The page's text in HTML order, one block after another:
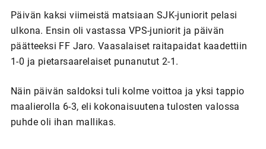
Päivän kaksi viimeistä matsiaan SJK-juniorit pelasi
ulkona. Ensin oli vastassa VPS-juniorit ja päivän
päätteeksi FF Jaro. Vaasalaiset raitapaidat kaadettiin
1-0 ja pietarsaarelaiset punanutut 2-1.
Näin päivän saldoksi tuli kolme voittoa ja yksi tappio
maalierolla 6-3, eli kokonaisuutena tulosten valossa
puhde oli ihan mallikas.